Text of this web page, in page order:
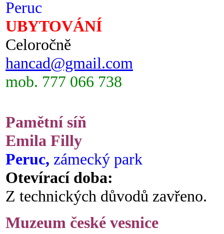
Peruc
UBYTOVÁNÍ
Celoročně
hancad@gmail.com
mob. 777 066 738
Pamětní síň
Emila Filly
Peruc, zámecký park
Otevírací doba:
Z technických důvodů zavřeno.
Muzeum české vesnice